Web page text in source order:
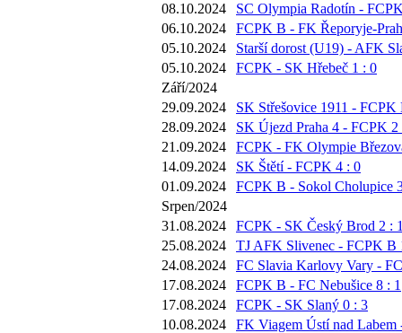
08.10.2024
SC Olympia Radotín -
06.10.2024
FCPK B - FK Řeporyje-
05.10.2024
Starší dorost (U19) - AFK
05.10.2024
FCPK - SK Hřebeč 1 : 0
Září/2024
29.09.2024
SK Střešovice 1911 - FCPK
28.09.2024
SK Újezd Praha 4 - FCPK 2
21.09.2024
FCPK - FK Olympie
14.09.2024
SK Štětí - FCPK 4 : 0
01.09.2024
FCPK B - Sokol Cholupice
Srpen/2024
31.08.2024
FCPK - SK Český Brod 2 :
25.08.2024
TJ AFK Slivenec - FCPK B
24.08.2024
FC Slavia Karlovy Vary -
17.08.2024
FCPK B - FC Nebušice 8 : 1
17.08.2024
FCPK - SK Slaný 0 : 3
10.08.2024
FK Viagem Ústí nad Labem